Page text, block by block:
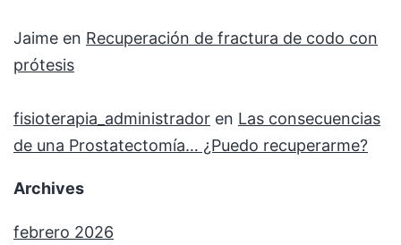
Jaime en Recuperación de fractura de codo con
prótesis
fisioterapia_administrador en Las consecuencias
de una Prostatectomía… ¿Puedo recuperarme?
Archives
febrero 2026